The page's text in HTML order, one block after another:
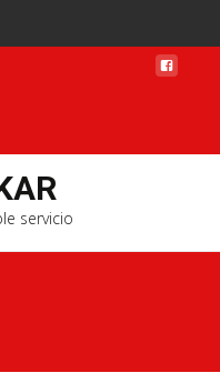
servicio